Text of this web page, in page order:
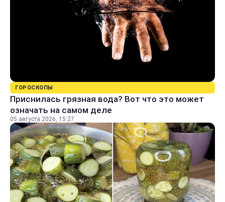
ГОРОСКОПЫ
Приснилась грязная вода? Вот что это может
означать на самом деле
05 августа 2026, 15:27